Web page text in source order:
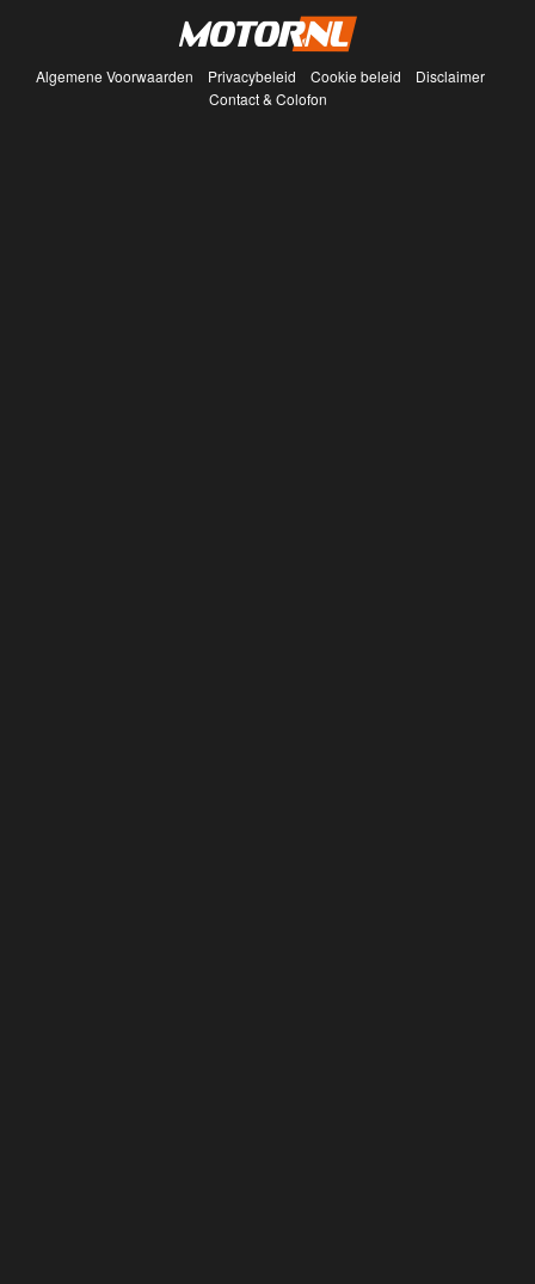
Algemene Voorwaarden Privacybeleid Cookie beleid
Disclaimer
Contact & Colofon